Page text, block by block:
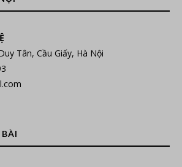
Tân, Cầu Giấy, Hà Nội